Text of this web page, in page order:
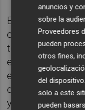
En la grada
comprobó la
tendrá por
el Liverpool,
el asalto a
quedó patente
y entró en su
anuncios y
sobre la
Proveedores
pueden
otros fines,
del
solo a este
pueden